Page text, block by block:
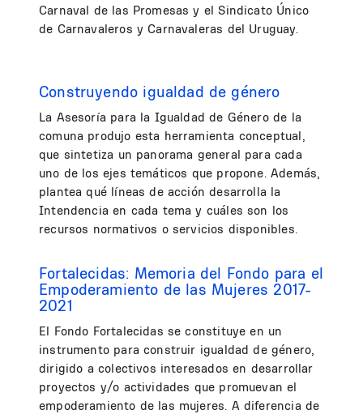
Carnaval de las Promesas y el Sindicato Único
de Carnavaleros y Carnavaleras del Uruguay.
Construyendo igualdad de género
La Asesoría para la Igualdad de Género de la
comuna produjo esta herramienta conceptual,
que sintetiza un panorama general para cada
uno de los ejes temáticos que propone. Además,
plantea qué líneas de acción desarrolla la
Intendencia en cada tema y cuáles son los
recursos normativos o servicios disponibles.
Fortalecidas: Memoria del Fondo para el
Empoderamiento de las Mujeres 2017-
2021
El Fondo Fortalecidas se constituye en un
instrumento para construir igualdad de género,
dirigido a colectivos interesados en desarrollar
proyectos y/o actividades que promuevan el
empoderamiento de las mujeres. A diferencia de